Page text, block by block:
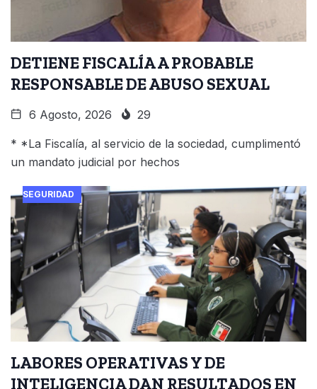
DETIENE FISCALÍA A PROBABLE
RESPONSABLE DE ABUSO SEXUAL
6 Agosto, 2026 29
* *La Fiscalía, al servicio de la sociedad, cumplimentó
un mandato judicial por hechos
SEGURIDAD
LABORES OPERATIVAS Y DE
INTELIGENCIA DAN RESULTADOS EN